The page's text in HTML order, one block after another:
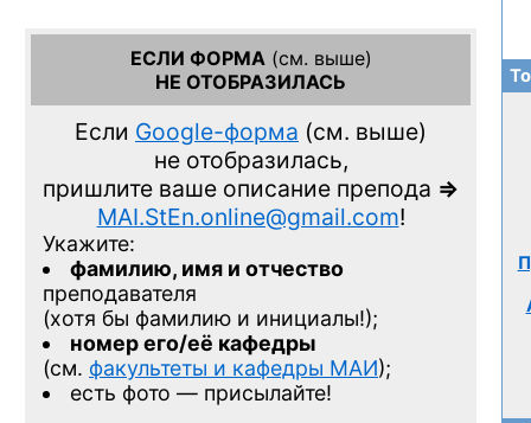
ЕСЛИ ФОРМА(см. выше)
НЕ ОТОБРАЗИЛАСЬ
Если Google-форма (см. выше)
не отобразилась,
пришлите ваше описание препода =>
MAI.StEn.online@gmail.com!
Укажите:
фамилию, имя и отчество
преподавателя
(хотя бы фамилию и инициалы!);
номер его/её кафедры
(см. факультеты и кафедры МАИ);
есть фото — присылайте!